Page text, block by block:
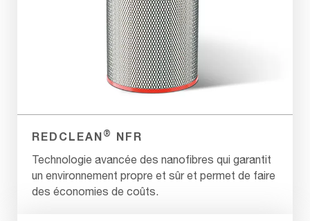
REDCLEAN ® NFR
Technologie avancée des nanofibres qui garantit
un environnement propre et sûr et permet de faire
des économies de coûts.